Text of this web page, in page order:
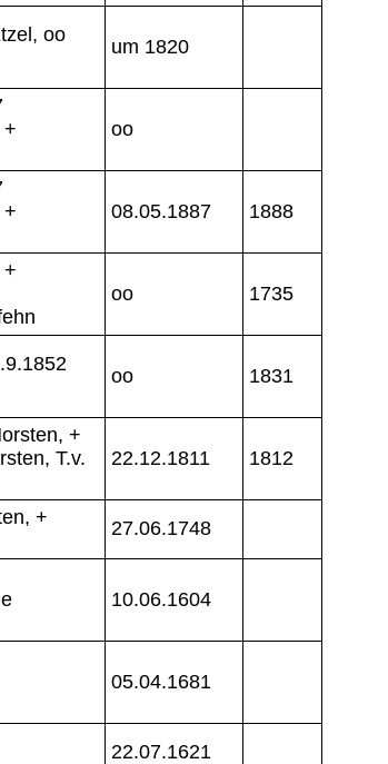
oo
um 1820
+
oo
+
08.05.1887 1888
+
oo 1735
oo 1831
+
T.v.
22.12.1811 1812
+
27.06.1748
10.06.1604
05.04.1681
22.07.1621